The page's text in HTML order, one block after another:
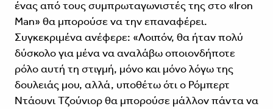
ένας από τους συμπρωταγωνιστές της στο «Iron
Man» θα μπορούσε να την επαναφέρει.
Συγκεκριμένα ανέφερε: «Λοιπόν, θα ήταν πολύ
δύσκολο για μένα να αναλάβω οποιονδήποτε
ρόλο αυτή τη στιγμή, μόνο και μόνο λόγω της
δουλειάς μου, αλλά, υποθέτω ότι ο Ρόμπερτ
Ντάουνι Τζούνιορ θα μπορούσε μάλλον πάντα να